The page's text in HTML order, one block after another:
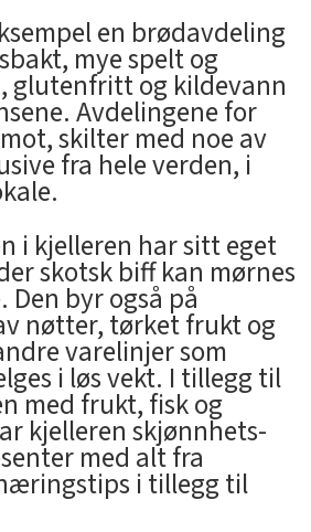
en brødavdeling
mye spelt og
glutenfritt og kildevann
Avdelingene for
skilter med noe av
fra hele verden, i
i kjelleren har sitt eget
skotsk biff kan mørnes
byr også på
nøtter, tørket frukt og
varelinjer som
i løs vekt. I tillegg til
med frukt, fisk og
kjelleren skjønnhets-
med alt fra
i tillegg til